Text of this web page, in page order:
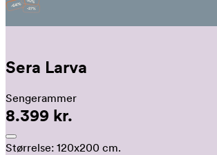
Sera Larva
Sengerammer
8.399 kr.
Størrelse: 120x200 cm.